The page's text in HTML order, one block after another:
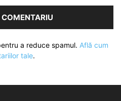
a reduce spamul. Află cum
tale.